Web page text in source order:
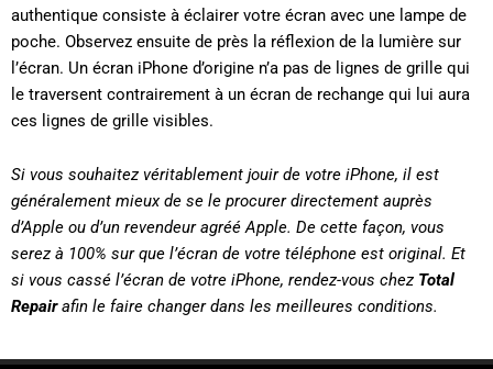
authentique consiste à éclairer votre écran avec une lampe de
poche. Observez ensuite de près la réflexion de la lumière sur
l’écran. Un écran iPhone d’origine n’a pas de lignes de grille qui
le traversent contrairement à un écran de rechange qui lui aura
ces lignes de grille visibles.
Si vous souhaitez véritablement jouir de votre iPhone, il est
généralement mieux de se le procurer directement auprès
d’Apple ou d’un revendeur agréé Apple. De cette façon, vous
serez à 100% sur que l’écran de votre téléphone est original. Et
si vous cassé l’écran de votre iPhone, rendez-vous chez Total
Repairafin le faire changer dans les meilleures conditions.